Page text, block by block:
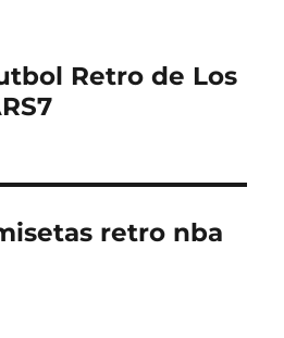
Retro de Los
retro nba